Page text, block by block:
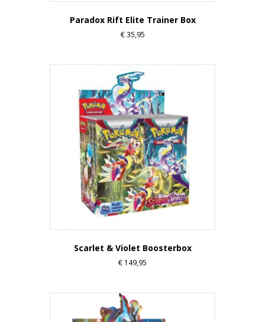
Paradox Rift Elite Trainer Box
€35,95
Scarlet & Violet Boosterbox
€ 149,95